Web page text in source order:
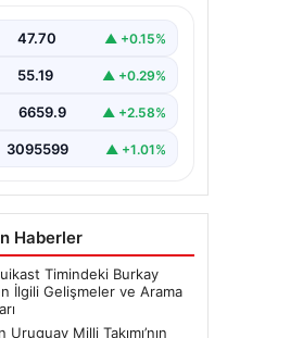
47.70 ▲ +0.15%
55.19 ▲ +0.29%
6659.9 ▲ +2.58%
3095599 ▲ +1.01%
Haberler
Timindeki Burkay
İlgili Gelişmeler ve Arama
Milli Takımı’nın